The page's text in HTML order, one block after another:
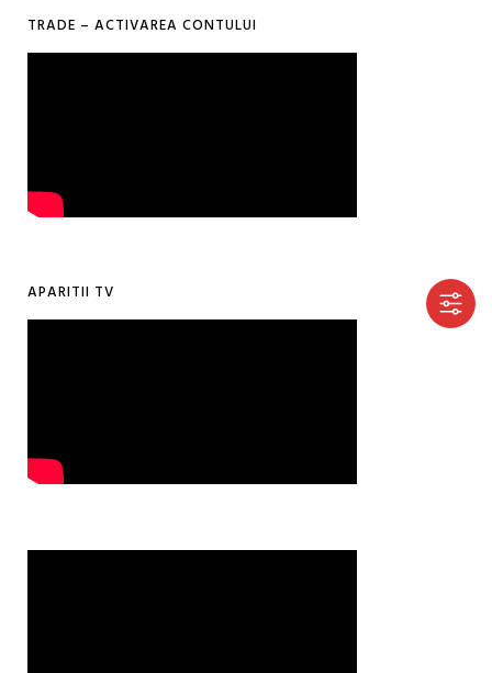
TRADE – ACTIVAREA CONTULUI
APARITII TV